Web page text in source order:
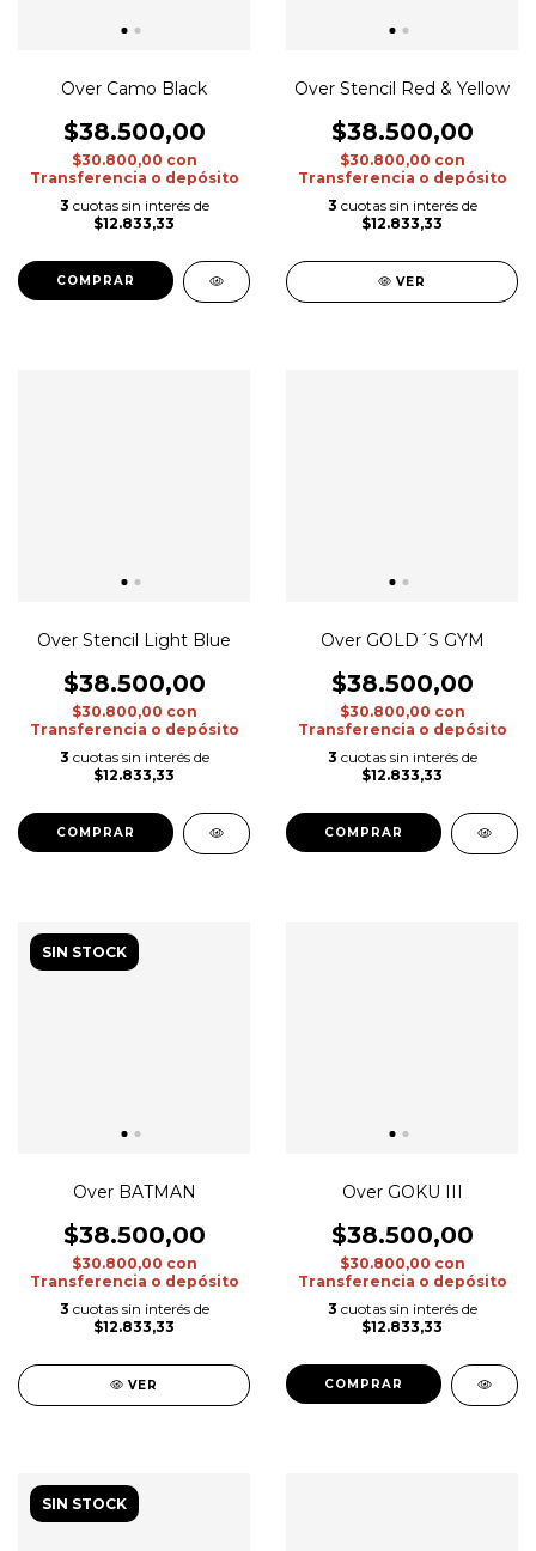
Over Camo Black
$38.500,00
$30.800,00 con
Transferencia o depósito
3 cuotas sin interés de
$12.833,33
COMPRAR
Over Stencil Red & Yellow
$38.500,00
$30.800,00 con
Transferencia o depósito
3 cuotas sin interés de
$12.833,33
VER
Over Stencil Light Blue
$38.500,00
$30.800,00 con
Transferencia o depósito
3 cuotas sin interés de
$12.833,33
COMPRAR
Over GOLD´S GYM
$38.500,00
$30.800,00 con
Transferencia o depósito
3 cuotas sin interés de
$12.833,33
COMPRAR
SIN STOCK
Over BATMAN
$38.500,00
$30.800,00 con
Transferencia o depósito
3 cuotas sin interés de
$12.833,33
VER
Over GOKU III
$38.500,00
$30.800,00 con
Transferencia o depósito
3 cuotas sin interés de
$12.833,33
COMPRAR
SIN STOCK